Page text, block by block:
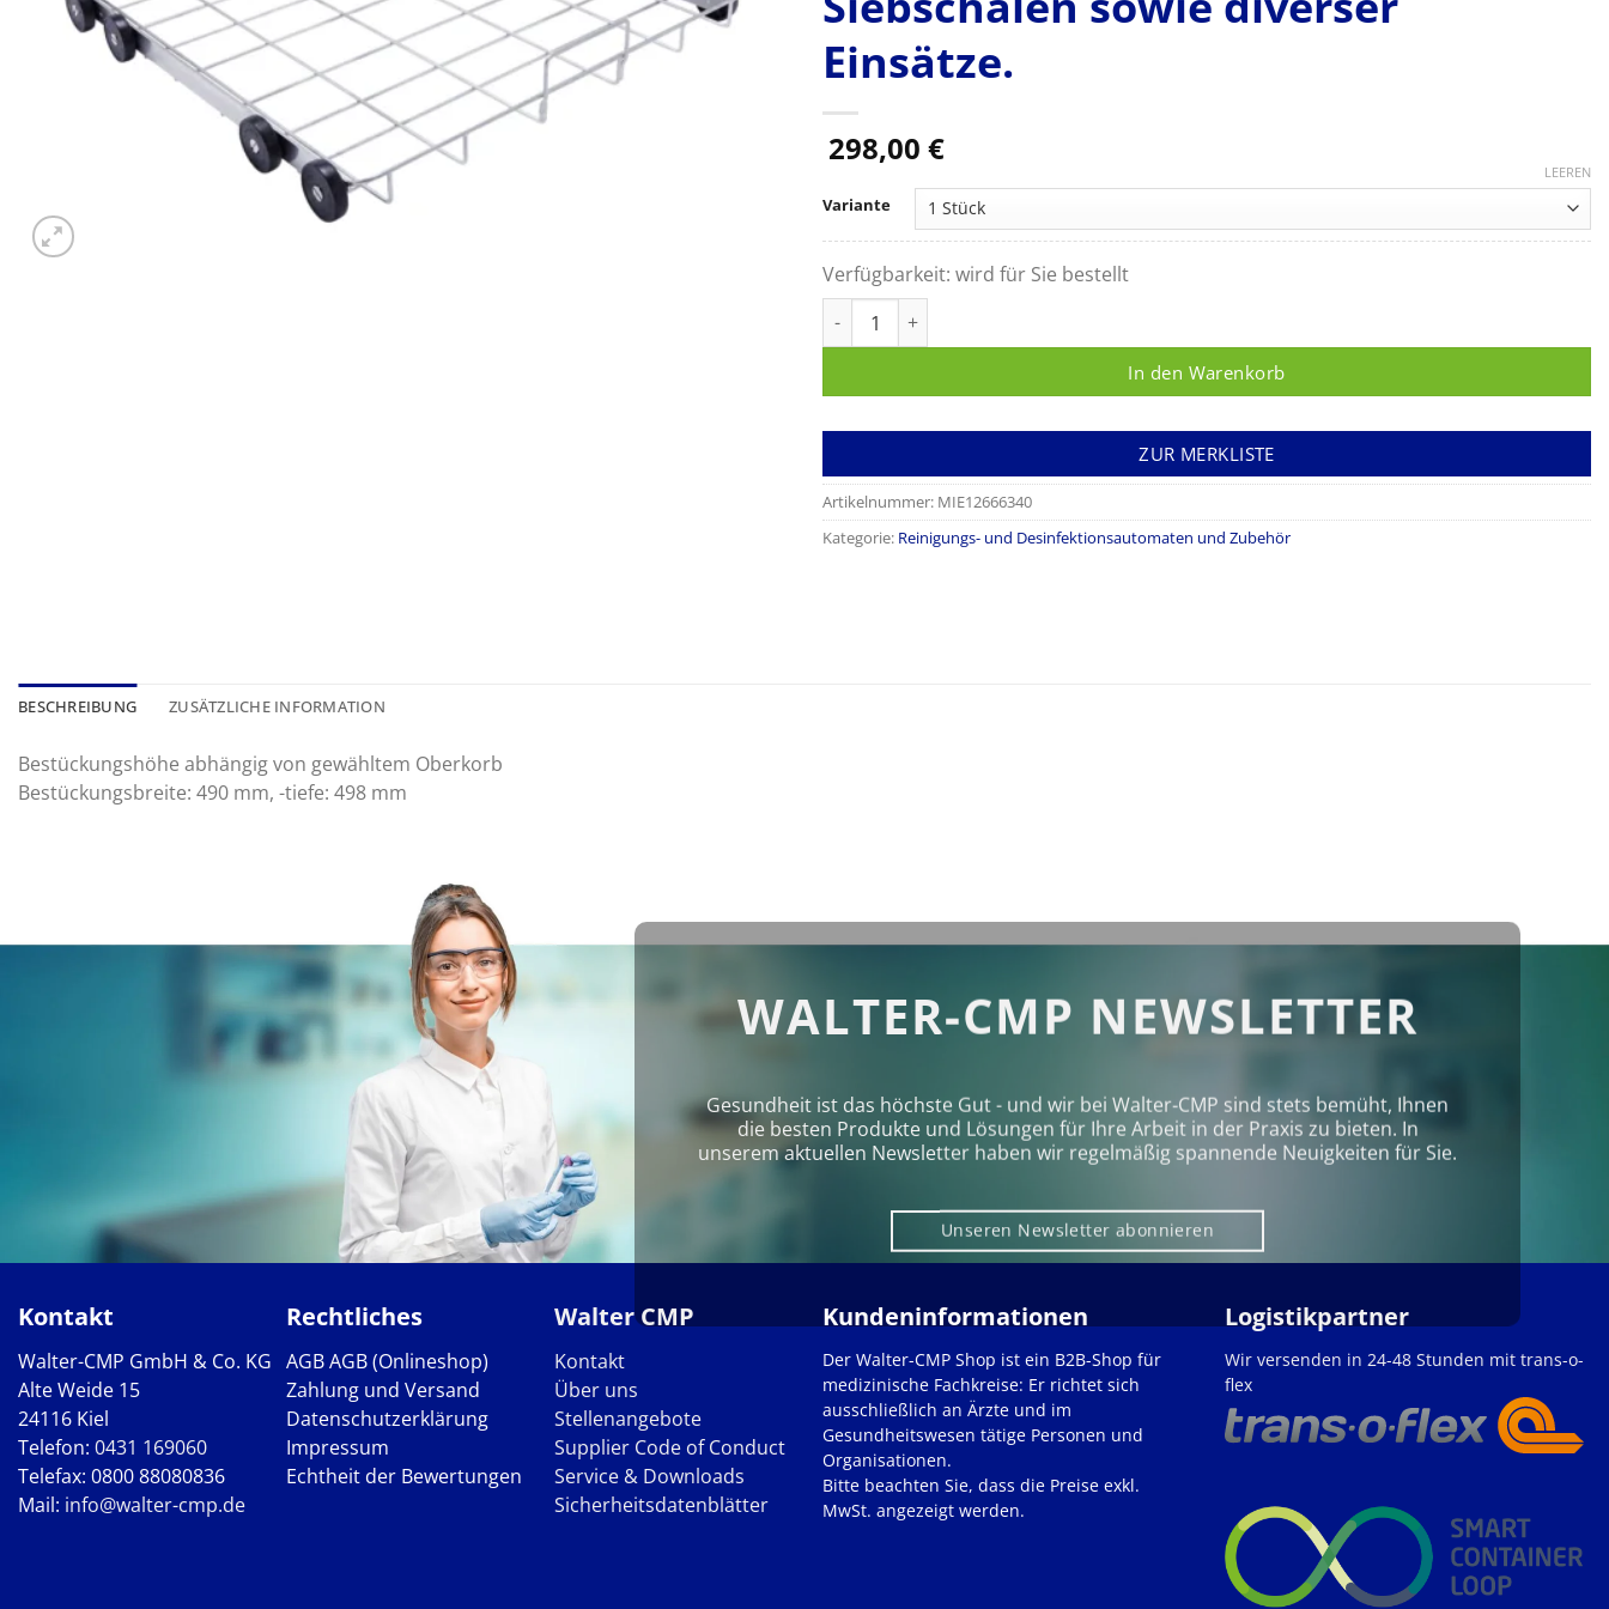
Einsätze.
298,00 €
Variante
LEEREN
Verfügbarkeit: wird für Sie bestellt
In den Warenkorb
ZUR MERKLISTE
Artikelnummer: MIE12666340
Kategorie: Reinigungs- und Desinfektionsautomaten und Zubehör
BESCHREIBUNG ZUSÄTZLICHE INFORMATION
Bestückungshöhe abhängig von gewähltem Oberkorb
Bestückungsbreite: 490 mm, -tiefe: 498 mm
WALTER-CMP NEWSLETTER
Gesundheit ist das höchste Gut - und wir bei Walter‑CMP sind stets bemüht, Ihnen
die besten Produkte und Lösungen für Ihre Arbeit in der Praxis zu bieten. In
unserem aktuellen Newsletter haben wir regelmäßig spannende Neuigkeiten für Sie.
Unseren Newsletter abonnieren
Kontakt
Walter-CMP GmbH & Co. KG
Alte Weide 15
24116 Kiel
Telefon: 0431 169060
Telefax: 0800 88080836
Mail: info@walter-cmp.de
Rechtliches
AGBAGB (Onlineshop)
Zahlung und Versand
Datenschutzerklärung
Impressum
Echtheit der Bewertungen
Walter CMP
Kontakt
Über uns
Stellenangebote
Supplier Code of Conduct
Service & Downloads
Sicherheitsdatenblätter
Kundeninformationen
Der Walter-CMP Shop ist ein B2B-Shop für
medizinische Fachkreise: Er richtet sich
ausschließlich an Ärzte und im
Gesundheitswesen tätige Personen und
Organisationen.
Bitte beachten Sie, dass die Preise exkl.
MwSt. angezeigt werden.
Logistikpartner
Wir versenden in 24-48 Stunden mit trans-o-
flex